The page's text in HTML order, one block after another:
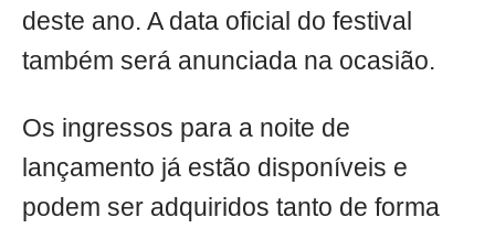
deste ano. A data oficial do festival
também será anunciada na ocasião.
Os ingressos para a noite de
lançamento já estão disponíveis e
podem ser adquiridos tanto de forma